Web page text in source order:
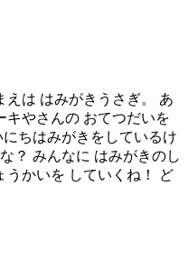
えは はみがきうさぎ。 あ
キやさんの おてつだいを
ちはみがきをしているけ
？ みんなに はみがきのし
うかいを していくね！ ど